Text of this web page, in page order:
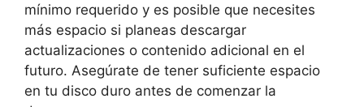
mínimo requerido y es posible que necesites
más espacio si planeas descargar
actualizaciones o contenido adicional en el
futuro. Asegúrate de tener suficiente espacio
en tu disco duro antes de comenzar la